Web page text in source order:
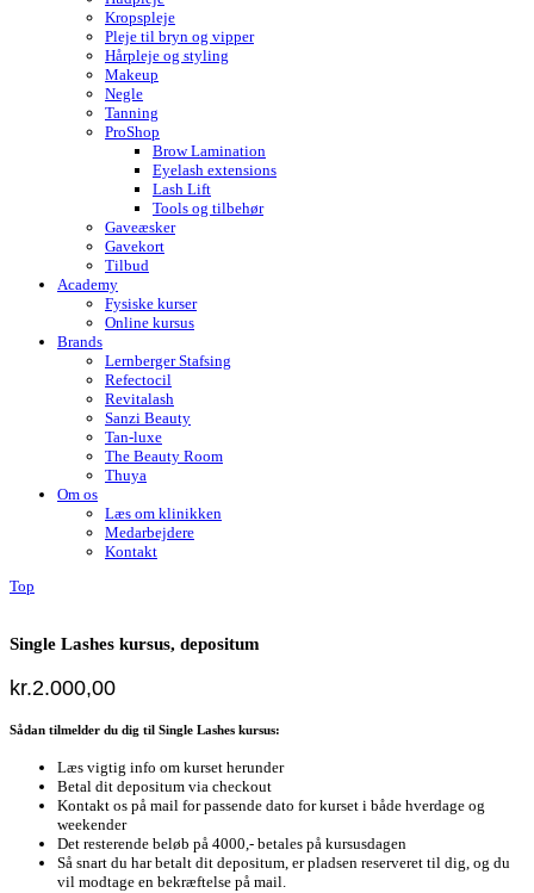
Kropspleje
Pleje til bryn og vipper
Hårpleje og styling
Makeup
Negle
Tanning
ProShop
Brow Lamination
Eyelash extensions
Lash Lift
Tools og tilbehør
Gaveæsker
Gavekort
Tilbud
Academy
Fysiske kurser
Online kursus
Brands
Lernberger Stafsing
Refectocil
Revitalash
Sanzi Beauty
Tan-luxe
The Beauty Room
Thuya
Om os
Læs om klinikken
Medarbejdere
Kontakt
Top
Single Lashes kursus, depositum
kr.2.000,00
Sådan tilmelder du dig til Single Lashes kursus:
Læs vigtig info om kurset herunder
Betal dit depositum via checkout
Kontakt os på mail for passende dato for kurset i både hverdage og
weekender
Det resterende beløb på 4000,- betales på kursusdagen
Så snart du har betalt dit depositum, er pladsen reserveret til dig, og du
vil modtage en bekræftelse på mail.